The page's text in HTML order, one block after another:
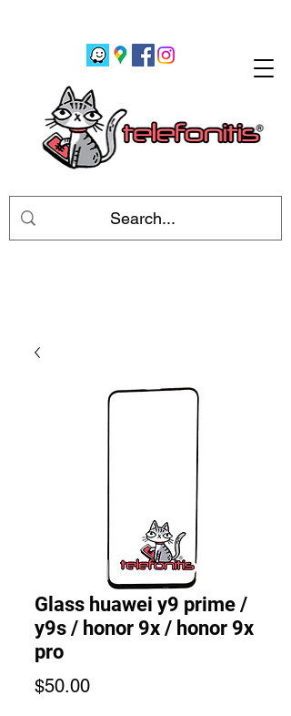
Glass huawei y9 prime /
y9s / honor 9x / honor 9x
pro
$50.00Precio